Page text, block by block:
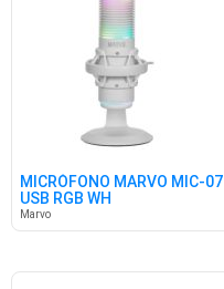
MICRÓFONO MARVO MIC-07
USB RGB WH
Marvo